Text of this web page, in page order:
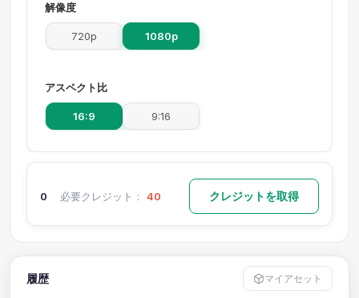
解像度
720p 1080p
アスペクト比
16:9 9:16
0 必要クレジット： 40 クレジットを取得
履歴 マイアセット